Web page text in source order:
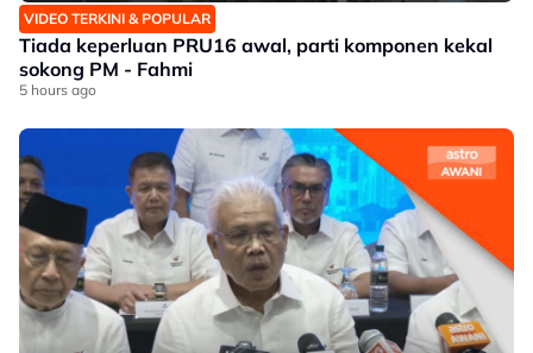
VIDEO TERKINI & POPULAR
Tiada keperluan PRU16 awal, parti komponen kekal
sokong PM - Fahmi
5 hours ago